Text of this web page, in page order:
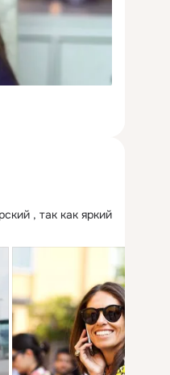
, так как яркий